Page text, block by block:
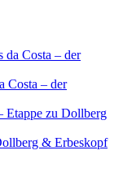
da Costa – der
Costa – der
Etappe zu Dollberg
& Erbeskopf